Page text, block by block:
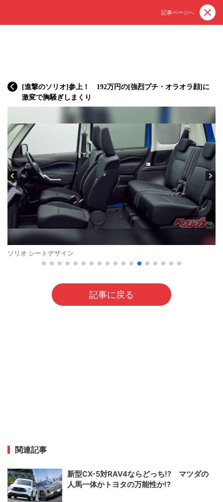
記事ページへ
[進撃のソリオ]参上！ 192万円の[強烈プチ・オラオラ顔]に
激変で胸騒ぎしまくり
ソリオ シートデザイン
記事に戻る
関連記事
新型CX-5対RAV4ならどっち!? マツダの
人馬一体かトヨタの万能性か!?